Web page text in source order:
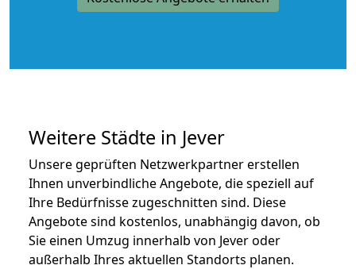
Weitere Städte in Jever
Unsere geprüften Netzwerkpartner erstellen
Ihnen unverbindliche Angebote, die speziell auf
Ihre Bedürfnisse zugeschnitten sind. Diese
Angebote sind kostenlos, unabhängig davon, ob
Sie einen Umzug innerhalb von Jever oder
außerhalb Ihres aktuellen Standorts planen.